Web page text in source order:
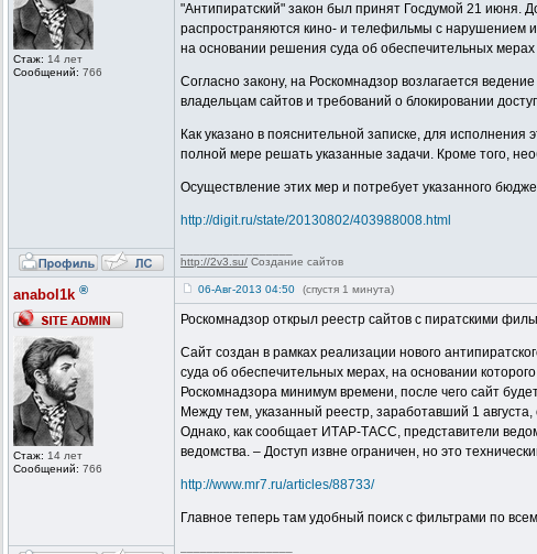
Стаж: 14 лет
Сообщений: 766
"Антипиратский" закон был принят Госдумой 21 июня.
распространяются кино- и телефильмы с нарушением
на основании решения суда об обеспечительных
Согласно закону, на Роскомнадзор возлагается
владельцам сайтов и требований о блокировании
Как указано в пояснительной записке, для
полной мере решать указанные задачи. Кроме того,
Осуществление этих мер и потребует указанного
http://digit.ru/state/20130802/403988008.html
http://2v3.su/ Создание сайтов
anabol1k ®
Стаж: 14 лет
Сообщений: 766
06-Авг-2013 04:50 (спустя 1 минута)
Роскомнадзор открыл реестр сайтов с пиратскими
Сайт создан в рамках реализации нового
суда об обеспечительных мерах, на основании
Роскомнадзора минимум времени, после чего сайт
Между тем, указанный реестр, заработавший 1
Однако, как сообщает ИТАР-ТАСС, представители
ведомства. – Доступ извне ограничен, но это
http://www.mr7.ru/articles/88733/
Главное теперь там удобный поиск с фильтрами по